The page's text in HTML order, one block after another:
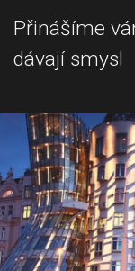
Přinášíme
dávají smysl